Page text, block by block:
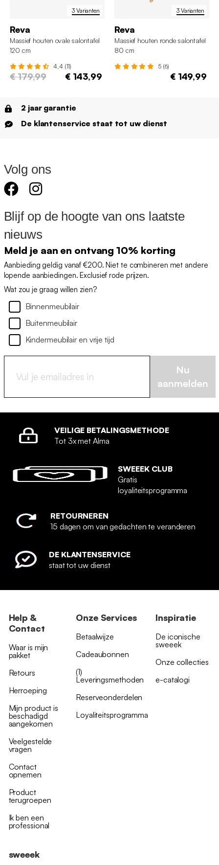
3 Varianten
Reva
Massief houten ovale salontafel
120 cm
4.4 (11)
€ 179,99 € 143,99
3 Varianten
Reva
Massief houten ronde salontafel
80 cm
5 (6)
€ 149,99
2 jaar garantie
De klantenservice staat tot uw dienst
Volg ons
Blijf op de hoogte van ons laatste
nieuws
Meld je aan en ontvang 10% korting
Aanbieding geldig vanaf €200. Niet te combineren met andere
lopende aanbiedingen. Exclusief rode prijzen.
Wat zou je graag willen zien?
Binnenmeubilair
Buitenmeubilair
Kindermeubilair en vrije tijd
Nu
aanmelden
VEILIGE BETALINGSMETHODE
Tot 3x met Alma
SWEEEK CLUB
Gratis
loyaliteitsprogramma
RETOURNEREN
15 dagen om van gedachten te veranderen
DE KLANTENSERVICE
staat tot uw dienst
Help &
Contact
Waar is mijn
pakket
Retours
Herroeping
Mijn product is
beschadigd
aangekomen
Veelgestelde
vragen
Contact
opnemen
Product
terugroepen
Ik ben een
professional
Onze Services
Betaalwijze
Cadeaubonnen
(1)
Leveringsmethoden
Reserveonderdelen
Loyaliteitsprogramma
Inspiratie
De iconische
sweeek
Onze collecties
e-catalogi
sweeek